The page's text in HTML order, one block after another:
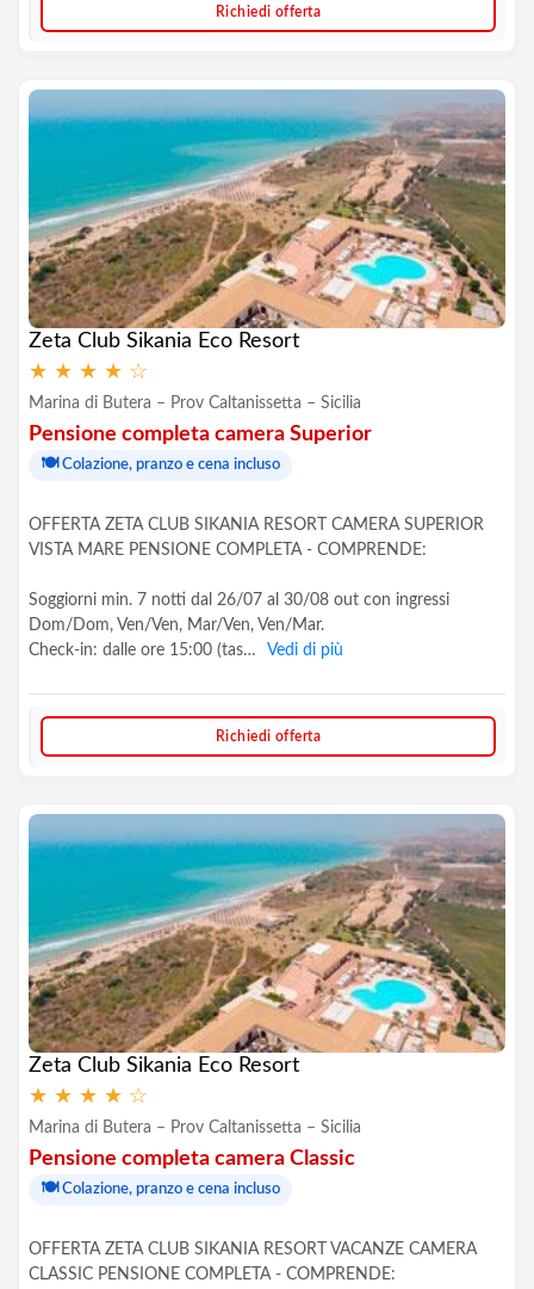
Richiedi offerta
Zeta Club Sikania Eco Resort
★ ★ ★ ★ ☆
Marina di Butera – Prov Caltanissetta – Sicilia
Pensione completa camera Superior
🍽️ Colazione, pranzo e cena incluso
OFFERTA ZETA CLUB SIKANIA RESORT CAMERA SUPERIOR
VISTA MARE PENSIONE COMPLETA - COMPRENDE:
Soggiorni min. 7 notti dal 26/07 al 30/08 out con ingressi
Dom/Dom, Ven/Ven, Mar/Ven, Ven/Mar.
Check-in: dalle ore 15:00 (tas…
Vedi di più
Richiedi offerta
Zeta Club Sikania Eco Resort
★ ★ ★ ★ ☆
Marina di Butera – Prov Caltanissetta – Sicilia
Pensione completa camera Classic
🍽️ Colazione, pranzo e cena incluso
OFFERTA ZETA CLUB SIKANIA RESORT VACANZE CAMERA
CLASSIC PENSIONE COMPLETA - COMPRENDE: